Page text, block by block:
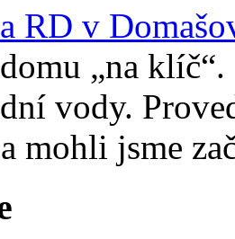
RD v
„na
vody.
mohli jsme